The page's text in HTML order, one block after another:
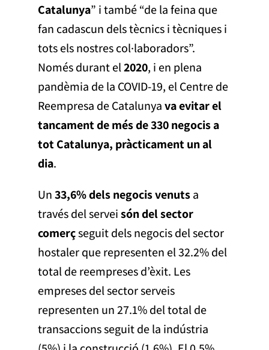
Catalunya” i també “de la feina que
fan cadascun dels tècnics i tècniques i
tots els nostres col·laboradors”.
Només durant el2020, i en plena
pandèmia de la COVID-19, el Centre de
Reempresa de Catalunyava evitar el
tancament de més de 330 negocis a
tot Catalunya, pràcticament un al
dia.
Un33,6% dels negocis venutsa
través del serveisón del sector
comerçseguit dels negocis del sector
hostaler que representen el 32.2% del
total de reempreses d’èxit. Les
empreses del sector serveis
representen un 27.1% del total de
transaccions seguit de la indústria